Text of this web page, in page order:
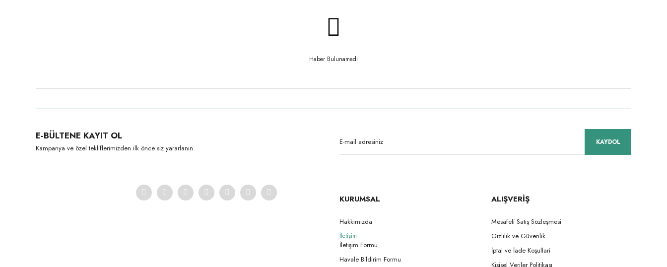
Haber Bulunamadı
E-BÜLTENE KAYIT OL
Kampanya ve özel tekliflerimizden ilk önce siz yararlanın.
KAYDOL
KURUMSAL
Hakkımızda
İletişim
İletişim Formu
Havale Bildirim Formu
ALIŞVERİŞ
Mesafeli Satış Sözleşmesi
Gizlilik ve Güvenlik
İptal ve İade Koşullari
Kişisel Veriler Politikası